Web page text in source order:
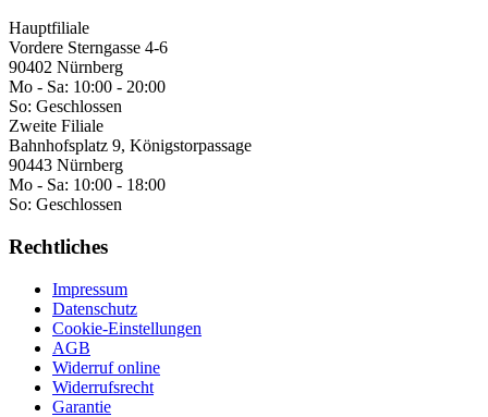
Hauptfiliale
Vordere Sterngasse 4-6
90402 Nürnberg
Mo - Sa: 10:00 - 20:00
So: Geschlossen
Zweite Filiale
Bahnhofsplatz 9, Königstorpassage
90443 Nürnberg
Mo - Sa: 10:00 - 18:00
So: Geschlossen
Rechtliches
Impressum
Datenschutz
Cookie-Einstellungen
AGB
Widerruf online
Widerrufsrecht
Garantie